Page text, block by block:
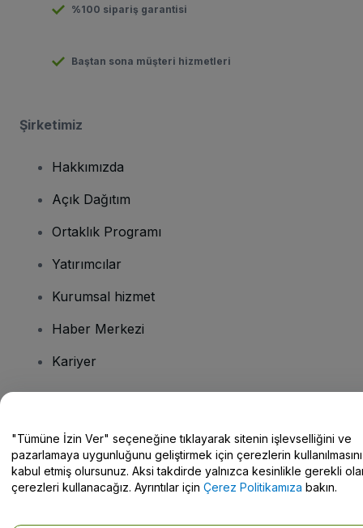
%100 sipariş garantisi
Baştan sona müşteri hizmetleri
Şirketimiz
Hakkımızda
Açık Dağıtım
Ortaklık Programı
Yatırımcılar
Kurumsal hizmet
Haber Merkezi
Kariyer
Yardım Merkezi / Bize Ulaşın
"Tümüne İzin Ver" seçeneğine tıklayarak sitenin işlevselliğini ve
pazarlamaya uygunluğunu geliştirmek için çerezlerin kullanılmasını
kabul etmiş olursunuz. Aksi takdirde yalnızca kesinlikle gerekli
çerezleri kullanacağız. Ayrıntılar için Çerez Politikamıza bakın.